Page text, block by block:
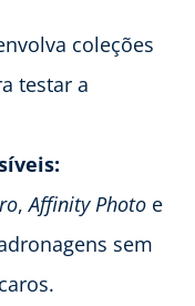
coleções
testar a
,Affinity Photo e
sem